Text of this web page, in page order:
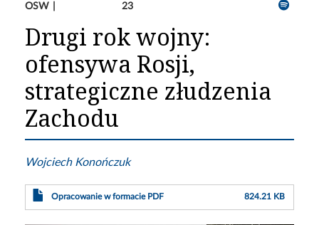
OSW
23
Drugi rok wojny:
ofensywa Rosji,
strategiczne złudzenia
Zachodu
Wojciech Konończuk
Opracowanie w formacie PDF 824.21 KB